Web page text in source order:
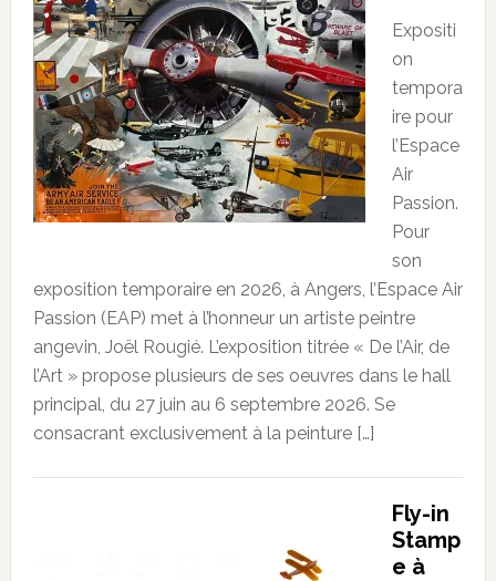
Expositi
on
tempora
ire pour
l’Espace
Air
Passion.
Pour
son
exposition temporaire en 2026, à Angers, l’Espace Air
Passion (EAP) met à l’honneur un artiste peintre
angevin, Joël Rougié. L’exposition titrée « De l’Air, de
l’Art » propose plusieurs de ses oeuvres dans le hall
principal, du 27 juin au 6 septembre 2026. Se
consacrant exclusivement à la peinture […]
Fly-in
Stamp
e à